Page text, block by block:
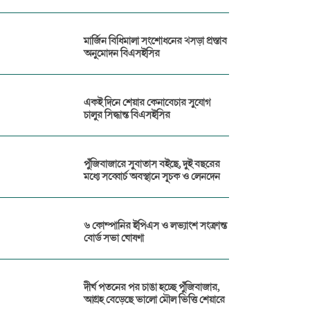
মার্জিন বিধিমালা সংশোধনের খসড়া প্রস্তাব
অনুমোদন বিএসইসির
একই দিনে শেয়ার কেনাবেচার সুযোগ
চালুর সিদ্ধান্ত বিএসইসির
পুঁজিবাজারে সুবাতাস বইছে, দুই বছরের
মধ্যে সব্বোর্চ অবস্থানে সূচক ও লেনদেন
৬ কোম্পানির ইপিএস ও লভ্যাংশ সংক্রান্ত
বোর্ড সভা ঘোষণা
দীর্ঘ পতনের পর চাঙা হচ্ছে পুঁজিবাজার,
আগ্রহ বেড়েছে ভালো মৌল ভিত্তি শেয়ারে